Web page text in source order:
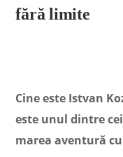
fără limite
Cine este Istvan
este unul dintre
marea aventură